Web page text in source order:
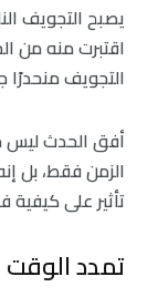
يصبح التجويف
اقتبرت منه من
التجويف
أفق الحدث ليس
الزمن فقط، بل
تأثير على
تمدد الوقت